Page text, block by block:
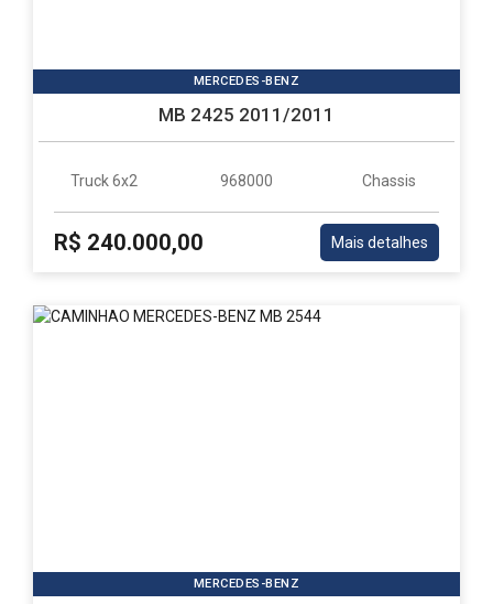
MERCEDES-BENZ
MB 2425 2011/2011
Truck 6x2 968000 Chassis
R$ 240.000,00 Mais detalhes
MERCEDES-BENZ